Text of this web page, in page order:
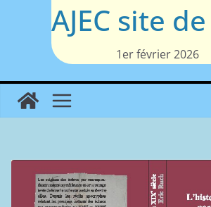
AJEC site
1er février 2026